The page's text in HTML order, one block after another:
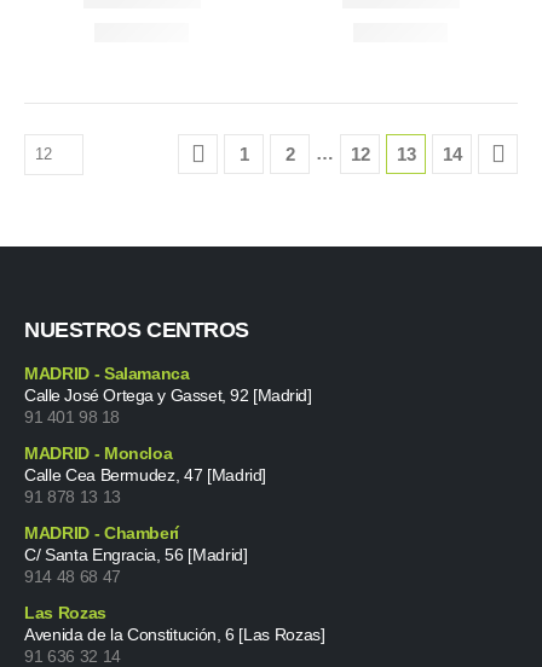
1 2 … 12 13 14
NUESTROS CENTROS
MADRID - Salamanca
Calle José Ortega y Gasset, 92 [Madrid]
91 401 98 18
MADRID - Moncloa
Calle Cea Bermudez, 47 [Madrid]
91 878 13 13
MADRID - Chamberí
C/ Santa Engracia, 56 [Madrid]
914 48 68 47
Las Rozas
Avenida de la Constitución, 6 [Las Rozas]
91 636 32 14